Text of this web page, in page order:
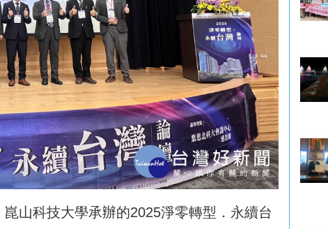
山科技大學承辦的2025淨零轉型．永續台